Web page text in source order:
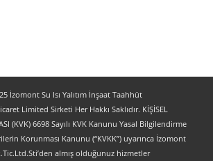
İzomont Su Isı Yalıtım İnşaat Taahhüt
Limited Sirketi Her Hakkı Saklıdır. KİŞİSEL
(KVK) 6698 Sayılı KVK Kanunu Yasal Bilgilendirme
Korunması Kanunu (“KVKK”) uyarınca İzomont
almış olduğunuz hizmetler